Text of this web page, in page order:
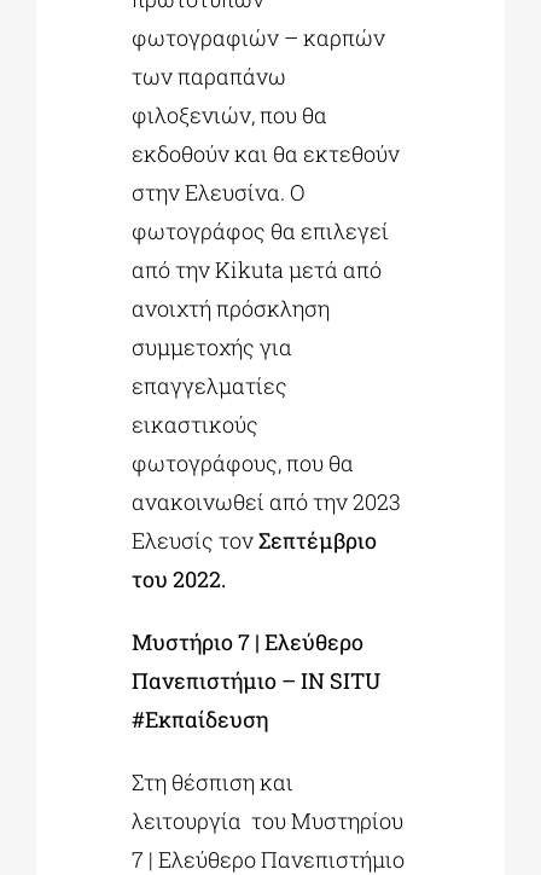
φωτογραφιών – καρπών
των παραπάνω
φιλοξενιών, που θα
εκδοθούν και θα εκτεθούν
στην Ελευσίνα. Ο
φωτογράφος θα επιλεγεί
από την Kikuta μετά από
ανοιχτή πρόσκληση
συμμετοχής για
επαγγελματίες
εικαστικούς
φωτογράφους, που θα
ανακοινωθεί από την 2023
Ελευσίς τονΣεπτέμβριο
του 2022.
Μυστήριο 7 | Ελεύθερο
Πανεπιστήμιο – IN SITU
#Εκπαίδευση
Στη θέσπιση και
λειτουργία του Μυστηρίου
7 | Ελεύθερο Πανεπιστήμιο